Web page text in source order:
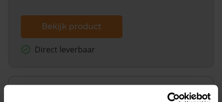
Bekijk product
Direct leverbaar
Koopsommenoverzicht (1 jaar gratis